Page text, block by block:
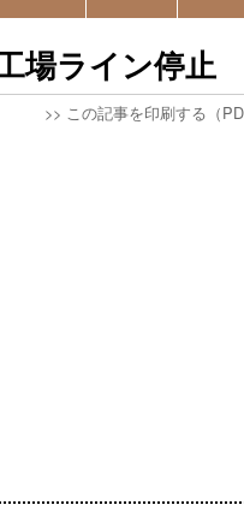
場ライン停止
>> この記事を印刷する（